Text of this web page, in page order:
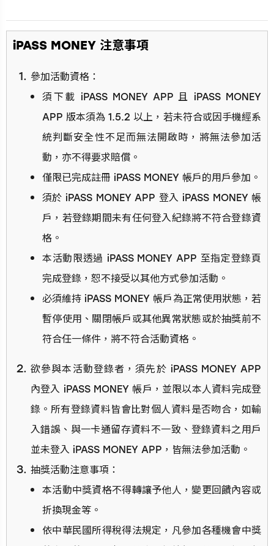
⁠iPASS MONEY 注意事項
參加活動資格：
須下載 iPASS MONEY APP 且 iPASS MONEY
APP 版本須為 1.5.2 以上，若未符合或因手機經系
統判斷安全性不足而無法開啟時，將無法參加活
動，亦不得要求賠償。
僅限已完成註冊 iPASS MONEY 帳戶的用戶參加。
須於 iPASS MONEY APP 登入 iPASS MONEY 帳
戶，若登錄期間未有任何登入紀錄將不符合登錄資
格。
本活動限透過 iPASS MONEY APP 至指定登錄頁
完成登錄，恕不接受以其他方式參加活動。
必須維持 iPASS MONEY 帳戶為正常使用狀態，若
暫停使用、關閉帳戶或其他異常狀態或於抽獎前不
符合任一條件，將不符合活動資格。
欲參與本活動登錄者，須先於 iPASS MONEY APP
內登入 iPASS MONEY 帳戶，並限以本人資料完成登
錄。所有登錄資料皆會比對個人資料是否吻合，如輸
入錯誤、與一卡通留存資料不一致、登錄資料之用戶
並未登入 iPASS MONEY APP，皆無法參加活動。
抽獎活動注意事項：
本活動中獎資格不得轉讓予他人，變更回饋內容或
折換現金等。
依中華民國所得稅得法規定，凡參加各種機會中獎